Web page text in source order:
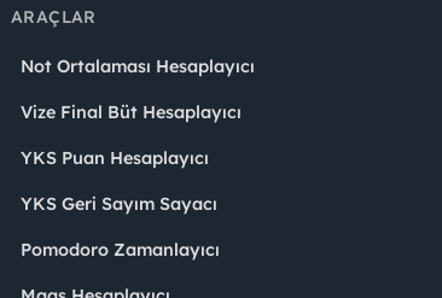
ARAÇLAR
Not Ortalaması Hesaplayıcı
Vize Final Büt Hesaplayıcı
YKS Puan Hesaplayıcı
YKS Geri Sayım Sayacı
Pomodoro Zamanlayıcı